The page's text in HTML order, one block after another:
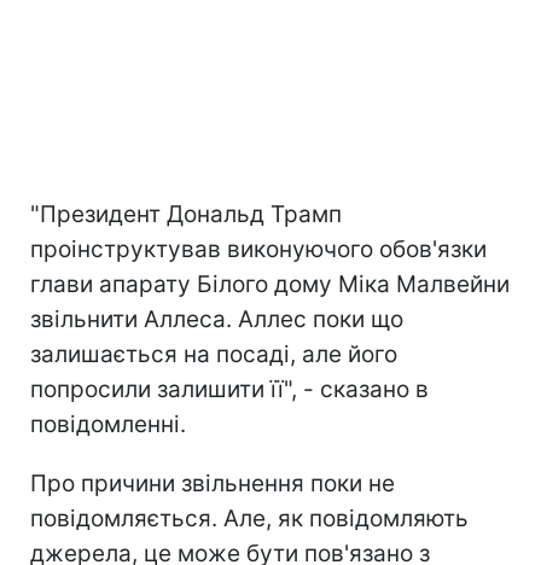
"Президент Дональд Трамп
проінструктував виконуючого обов'язки
глави апарату Білого дому Міка Малвейни
звільнити Аллеса. Аллес поки що
залишається на посаді, але його
попросили залишити її", - сказано в
повідомленні.
Про причини звільнення поки не
повідомляється. Але, як повідомляють
джерела, це може бути пов'язано з